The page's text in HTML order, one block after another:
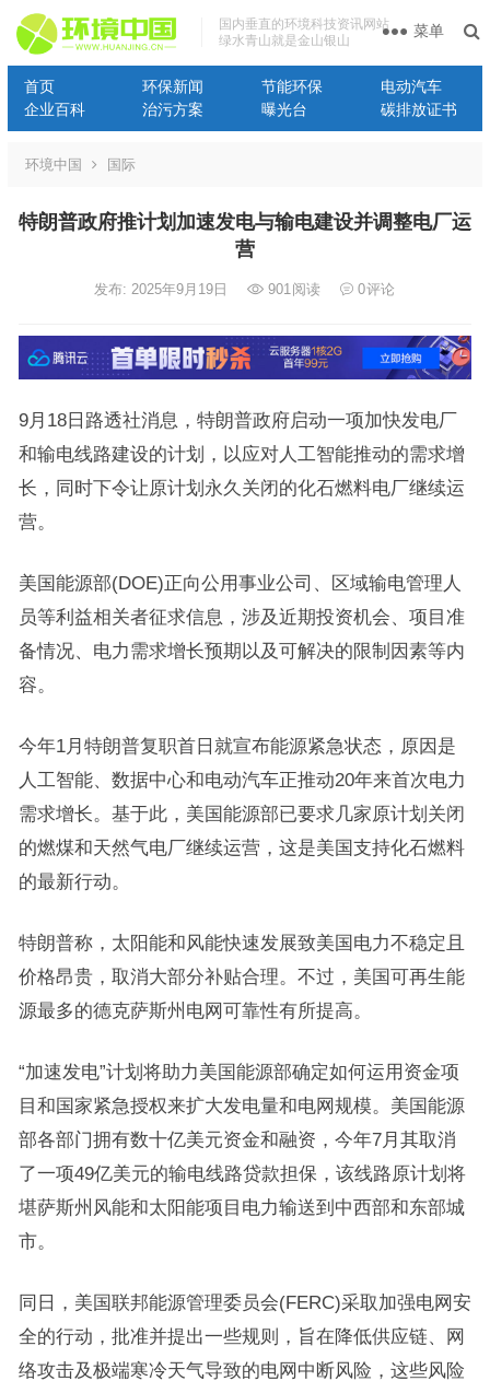
国内垂直的环境科技资讯网站
绿水青山就是金山银山
首页 环保新闻 节能环保
电动汽车
企业百科
治污方案 曝光台 碳排放证书
菜单
环境中国 国际
特朗普政府推计划加速发电与输电建设并调整电厂运
营
发布: 2025年9月19日 901阅读 0评论
9月18日路透社消息，特朗普政府启动一项加快发电厂
和输电线路建设的计划，以应对人工智能推动的需求增
长，同时下令让原计划永久关闭的化石燃料电厂继续运
营。
美国能源部(DOE)正向公用事业公司、区域输电管理人
员等利益相关者征求信息，涉及近期投资机会、项目准
备情况、电力需求增长预期以及可解决的限制因素等内
容。
今年1月特朗普复职首日就宣布能源紧急状态，原因是
人工智能、数据中心和电动汽车正推动20年来首次电力
需求增长。基于此，美国能源部已要求几家原计划关闭
的燃煤和天然气电厂继续运营，这是美国支持化石燃料
的最新行动。
特朗普称，太阳能和风能快速发展致美国电力不稳定且
价格昂贵，取消大部分补贴合理。不过，美国可再生能
源最多的德克萨斯州电网可靠性有所提高。
“加速发电”计划将助力美国能源部确定如何运用资金项
目和国家紧急授权来扩大发电量和电网规模。美国能源
部各部门拥有数十亿美元资金和融资，今年7月其取消
了一项49亿美元的输电线路贷款担保，该线路原计划将
堪萨斯州风能和太阳能项目电力输送到中西部和东部城
市。
同日，美国联邦能源管理委员会(FERC)采取加强电网安
全的行动，批准并提出一些规则，旨在降低供应链、网
络攻击及极端寒冷天气导致的电网中断风险，这些风险